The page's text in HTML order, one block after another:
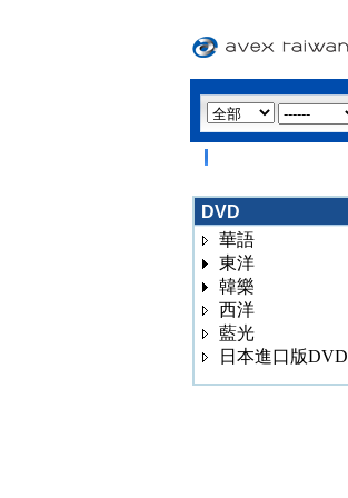
DVD
華語
東洋
韓樂
西洋
藍光
日本進口版DVD